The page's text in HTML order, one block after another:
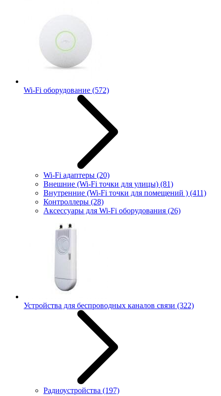
Wi-Fi оборудование (572)
Wi-Fi адаптеры (20)
Внешние (Wi-Fi точки для улицы) (81)
Внутренние (Wi-Fi точки для помещений ) (411)
Контроллеры (28)
Аксессуары для Wi-Fi оборудования (26)
Устройства для беспроводных каналов связи (322)
Радиоустройства (197)